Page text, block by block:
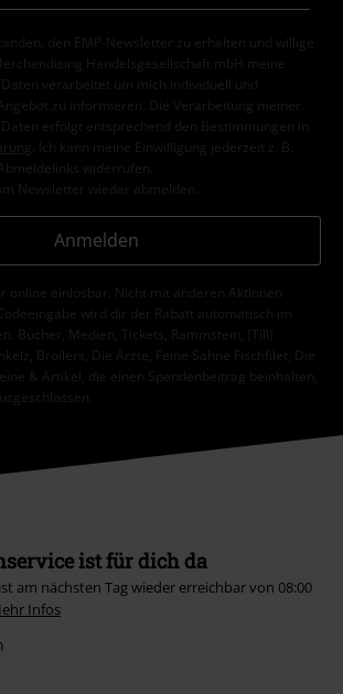
den EMP-Newsletter zu erhalten und willige
Handelsgesellschaft mbH meine
verarbeitet um mich individuell und
zu informieren. Die Verarbeitung meiner
erfolgt entsprechend den Bestimmungen in
. Ich kann meine Einwilligung jederzeit z. B.
widerrufen.
Newsletter wieder abmelden.
Anmelden
online einlösbar. Nicht mit anderen Aktionen
wird dir der Rabatt automatisch im
Bücher, Medien, Tickets, Rammstein, (Till)
Broilers, Die Ärzte, Feine Sahne Fischfilet, Die
& Artikel, die einen Spendenbeitrag beinhalten,
ist für dich da
am nächsten Tag wieder erreichbar von 08:00
Infos